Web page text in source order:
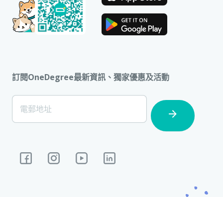
訂閱OneDegree最新資訊、獨家優惠及活動
[Footer]
Subscription
電郵地址